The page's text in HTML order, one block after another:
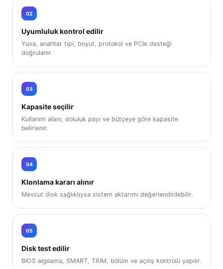
02
Uyumluluk kontrol edilir
Yuva, anahtar tipi, boyut, protokol ve PCIe desteği
doğrulanır.
03
Kapasite seçilir
Kullanım alanı, doluluk payı ve bütçeye göre kapasite
belirlenir.
04
Klonlama kararı alınır
Mevcut disk sağlıklıysa sistem aktarımı değerlendirilebilir.
05
Disk test edilir
BIOS algılama, SMART, TRIM, bölüm ve açılış kontrolü yapılır.